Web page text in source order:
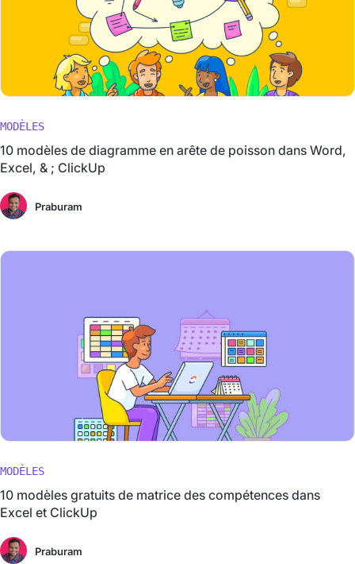
MODÈLES
10 modèles de diagramme en arête de poisson dans Word,
Excel, & ; ClickUp
Praburam
MODÈLES
10 modèles gratuits de matrice des compétences dans
Excel et ClickUp
Praburam